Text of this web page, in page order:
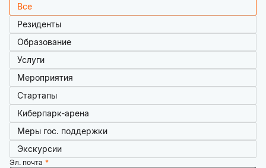
Все
Резиденты
Образование
Услуги
Мероприятия
Стартапы
Киберпарк-арена
Меры гос. поддержки
Экскурсии
Эл. почта